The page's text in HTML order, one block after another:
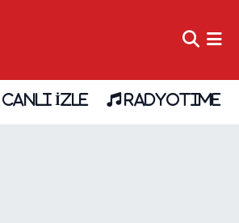
İZLE RADYOTIME